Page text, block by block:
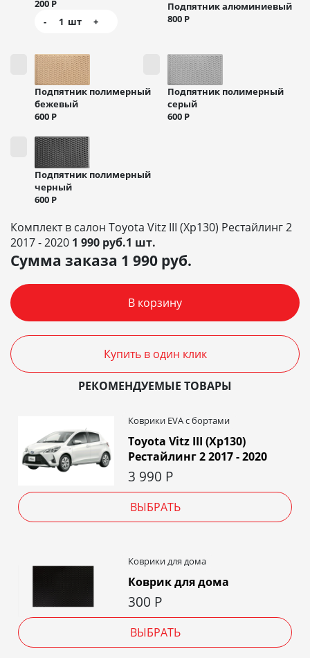
200 Р
-
1 шт +
Подпятник алюминиевый
800 Р
Подпятник полимерный
бежевый
600 Р
Подпятник полимерный
серый
600 Р
Подпятник полимерный
черный
600 Р
Комплект в салон Toyota Vitz III (Xp130) Рестайлинг 2
2017 - 2020 1 990 руб.1 шт.
Сумма заказа 1 990 руб.
В корзину
Купить в один клик
РЕКОМЕНДУЕМЫЕ ТОВАРЫ
Коврики EVA c бортами
Toyota Vitz III (Xp130)
Рестайлинг 2 2017 - 2020
3 990 Р
ВЫБРАТЬ
Коврики для дома
Коврик для дома
300 Р
ВЫБРАТЬ